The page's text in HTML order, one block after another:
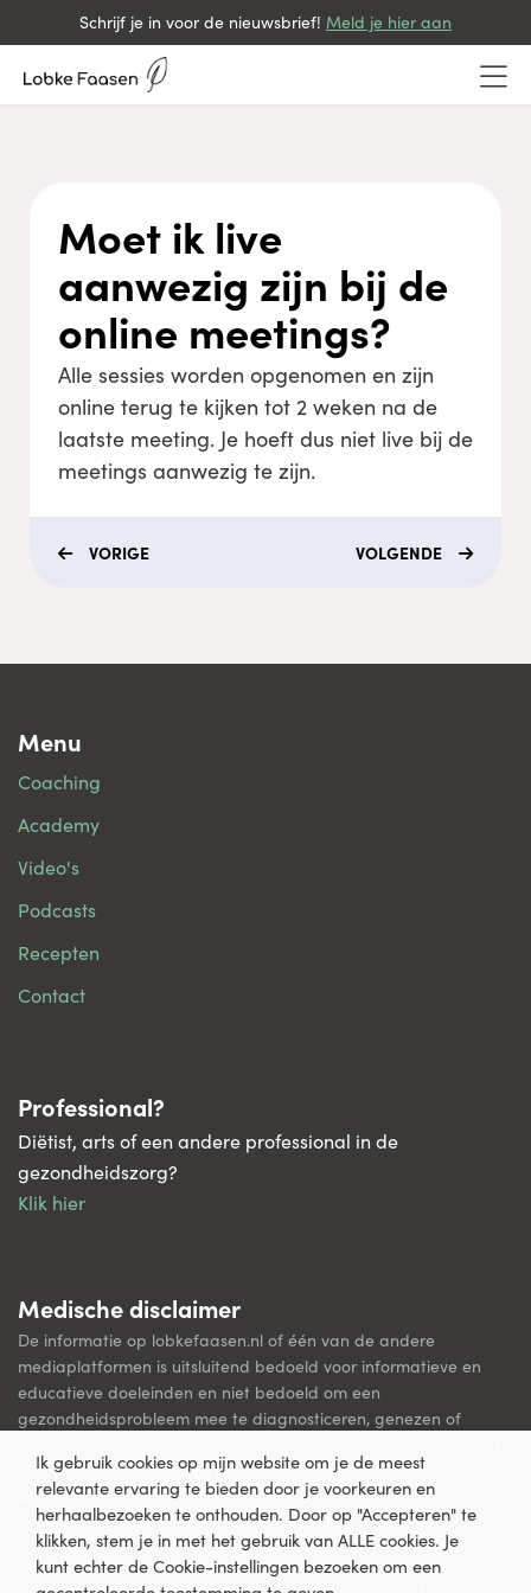
Schrijf je in voor de nieuwsbrief! Meld je hier aan
Moet ik live
aanwezig zijn bij de
online meetings?
Alle sessies worden opgenomen en zijn
online terug te kijken tot 2 weken na de
laatste meeting. Je hoeft dus niet live bij de
meetings aanwezig te zijn.
VORIGE VOLGENDE
Menu
Coaching
Academy
Video's
Podcasts
Recepten
Contact
Professional?
Diëtist, arts of een andere professional in de
gezondheidszorg?
Klik hier
Medische disclaimer
De informatie op lobkefaasen.nl of één van de andere
mediaplatformen is uitsluitend bedoeld voor informatieve en
educatieve doeleinden en niet bedoeld om een
gezondheidsprobleem mee te diagnosticeren, genezen of
je zelfstandig wijzigingen aanbrengt in je huidige dieet en
levensstijl.
Ik gebruik cookies op mijn website om je de meest
relevante ervaring te bieden door je voorkeuren en
herhaalbezoeken te onthouden. Door op "Accepteren" te
klikken, stem je in met het gebruik van ALLE cookies. Je
kunt echter de Cookie-instellingen bezoeken om een